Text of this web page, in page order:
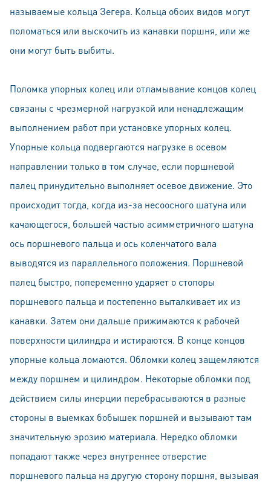
называемые кольца Зегера. Кольца обоих видов могут
поломаться или выскочить из канавки поршня, или же
они могут быть выбиты.
Поломка упорных колец или отламывание концов колец
связаны с чрезмерной нагрузкой или ненадлежащим
выполнением работ при установке упорных колец.
Упорные кольца подвергаются нагрузке в осевом
направлении только в том случае, если поршневой
палец принудительно выполняет осевое движение. Это
происходит тогда, когда из-за несоосного шатуна или
качающегося, большей частью асимметричного шатуна
ось поршневого пальца и ось коленчатого вала
выводятся из параллельного положения. Поршневой
палец быстро, попеременно ударяет о стопоры
поршневого пальца и постепенно выталкивает их из
канавки. Затем они дальше прижимаются к рабочей
поверхности цилиндра и истираются. В конце концов
упорные кольца ломаются. Обломки колец защемляются
между поршнем и цилиндром. Некоторые обломки под
действием силы инерции перебрасываются в разные
стороны в выемках бобышек поршней и вызывают там
значительную эрозию материала. Нередко обломки
попадают также через внутреннее отверстие
поршневого пальца на другую сторону поршня, вызывая